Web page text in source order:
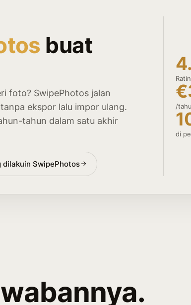
buat
foto? SwipePhotos jalan
ekspor lalu impor ulang.
tahun dalam satu akhir
dilakuin SwipePhotos
/
di